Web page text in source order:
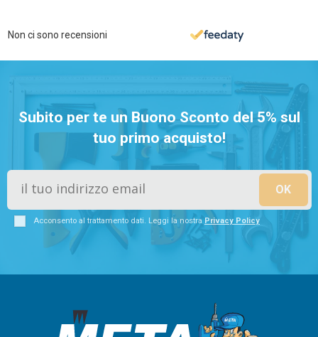
Non ci sono recensioni
Subito per te un Buono Sconto del 5% sul
tuo primo acquisto!
Acconsento al trattamento dati. Leggi la nostra Privacy Policy